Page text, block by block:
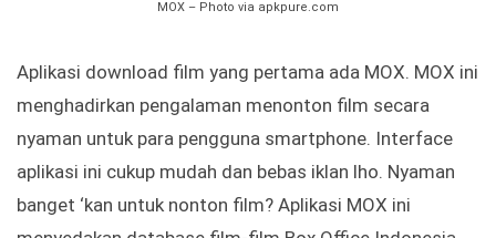
MOX – Photo via apkpure.com
Aplikasi download film yang pertama ada MOX. MOX ini
menghadirkan pengalaman menonton film secara
nyaman untuk para pengguna smartphone. Interface
aplikasi ini cukup mudah dan bebas iklan lho. Nyaman
banget ‘kan untuk nonton film? Aplikasi MOX ini